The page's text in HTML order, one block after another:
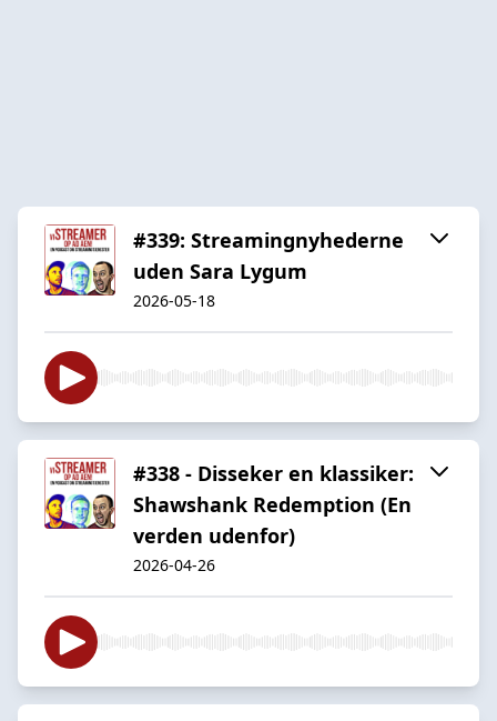
#339: Streamingnyhederne
uden Sara Lygum
2026-05-18
#338 - Disseker en klassiker:
Shawshank Redemption (En
verden udenfor)
2026-04-26